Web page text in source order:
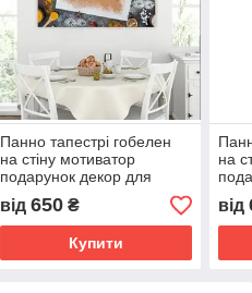
Панно тапестрі гобелен
на стіну мотиватор
подарунок декор для
кафе ресторанів їжа
продукти страви 2
від 650₴
Купити
на
від